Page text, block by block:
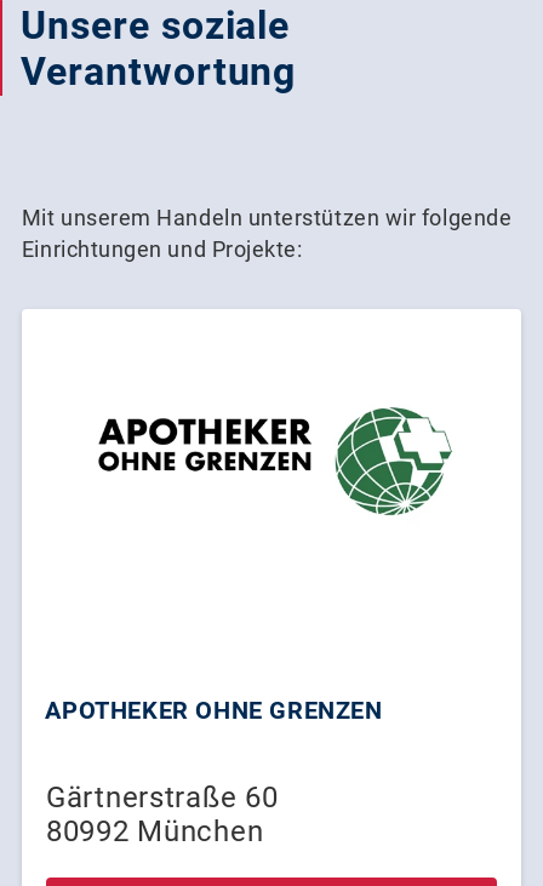
Unsere soziale
Verantwortung
Mit unserem Handeln unterstützen wir folgende
Einrichtungen und Projekte:
APOTHEKER OHNE GRENZEN
Gärtnerstraße 60
80992 München